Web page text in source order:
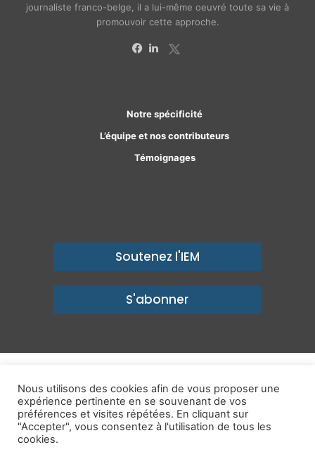
journaliste franco-belge, il a lui-même oeuvré toute sa vie à
promouvoir cette approche.
Notre spécificité
L’équipe et nos contributeurs
Témoignages
Soutenez l'IEM
S'abonner
un avenir prospère
Mentions légales-Politique de confidentialité-Contact
Publications
Nous utilisons des cookies afin de vous proposer une
expérience pertinente en se souvenant de vos
préférences et visites répétées. En cliquant sur
"Accepter", vous consentez à l'utilisation de tous les
cookies.